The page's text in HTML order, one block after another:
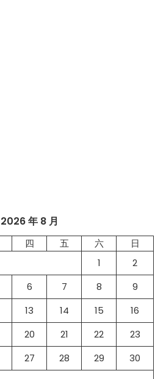
2026 年 8 月
四 五 六
日
1
2
6 7 8
9
13 14 15
16
20 21 22
23
27 28 29
30